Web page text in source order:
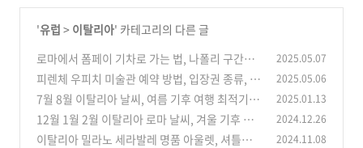
'유럽 > 이탈리아' 카테고리의 다른 글
로마에서 폼페이 기차로 가는 법, 나폴리 구간별
요금 예약 방법 주의할점
(0)
2025.05.07
피렌체 우피치 미술관 예약 방법, 입장권 종류, 가
격 할인 무료 예매 주의사항
(0)
2025.05.06
7월 8월 이탈리아 날씨, 여름 기후 여행 최적기 로
마 피렌체 북부 밀라노 남부 나폴리 옷차림
(0)
2025.01.13
12월 1월 2월 이탈리아 로마 날씨, 겨울 기후 옷
차림 여행 최적기 비수기
(0)
2024.12.26
이탈리아 밀라노 세라발레 명품 아울렛, 셔틀버
2024.11.08